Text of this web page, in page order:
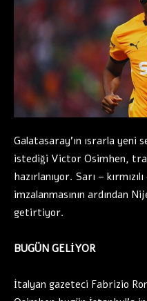
Galatasaray’ın ısrarla yeni
istediği Victor Osimhen,
hazırlanıyor. Sarı –
imzalanmasının ardından
getirtiyor.
BUGÜN GELİYOR
İtalyan gazeteci Fabrizio